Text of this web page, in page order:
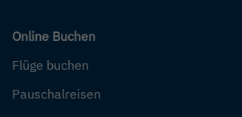
Online Buchen
Flüge buchen
Pauschalreisen